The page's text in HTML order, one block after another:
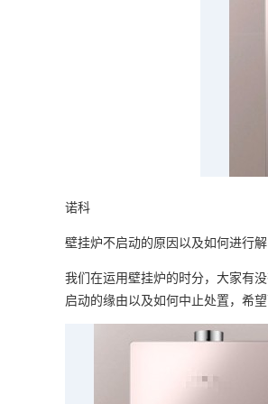
诺科
壁挂炉不启动的原因以及如何进行解
我们在运用壁挂炉的时分，大家有
启动的缘由以及如何中止处置，希